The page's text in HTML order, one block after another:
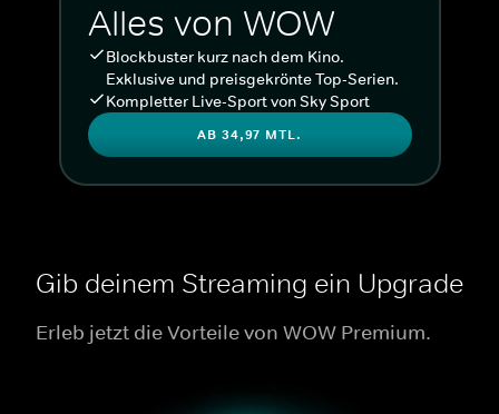
Alles von WOW
Blockbuster kurz nach dem Kino.
Exklusive und preisgekrönte Top-Serien.
Kompletter Live-Sport von Sky Sport
AB 34,97 MTL.
Gib deinem Streaming ein Upgrade
Erleb jetzt die Vorteile von WOW Premium.